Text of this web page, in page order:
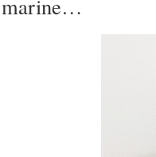
marine…